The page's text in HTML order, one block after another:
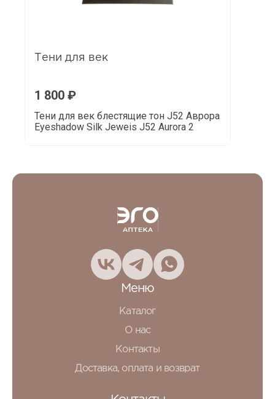
Тени для век
1 800 ₽
Тени для век блестящие тон J52 Аврора
Eyeshadow Silk Jeweis J52 Aurora 2
Меню
Каталог
О нас
Контакты
Доставка, оплата и возврат